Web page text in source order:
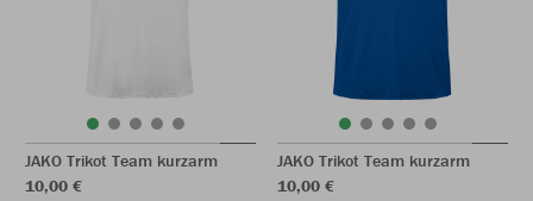
JAKO Trikot Team kurzarm
10,00 €
JAKO Trikot Team kurzarm
10,00 €